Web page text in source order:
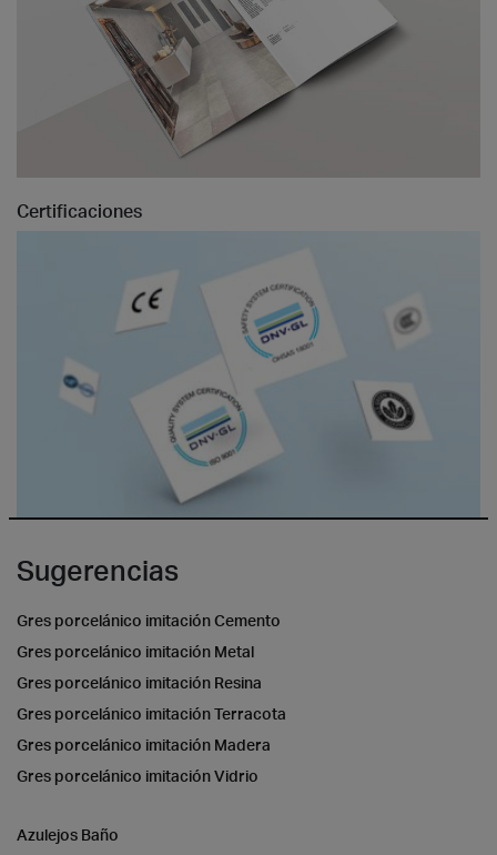
Certificaciones
Sugerencias
Gres porcelánico imitación Cemento
Gres porcelánico imitación Metal
Gres porcelánico imitación Resina
Gres porcelánico imitación Terracota
Gres porcelánico imitación Madera
Gres porcelánico imitación Vidrio
Azulejos Baño